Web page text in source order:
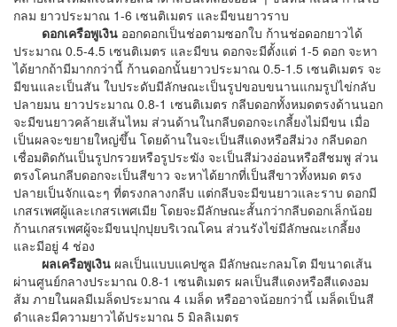
กลม ยาวประมาณ 1-6 เซนติเมตร และมีขนยาวราบ
ดอกเครือพูเงิน ออกดอกเป็นช่อตามซอกใบ ก้านช่อดอกยาวได้
ประมาณ 0.5-4.5 เซนติเมตร และมีขน ดอกจะมีตั้งแต่ 1-5 ดอก จะหา
ได้ยากถ้ามีมากกว่านี้ ก้านดอกนั้นยาวประมาณ 0.5-1.5 เซนติเมตร จะ
มีขนและเป็นสัน ใบประดับมีลักษณะเป็นรูปขอบขนานแกมรูปไข่กลับ
ปลายมน ยาวประมาณ 0.8-1 เซนติเมตร กลีบดอกทั้งหมดตรงด้านนอก
จะมีขนยาวคล้ายเส้นไหม ส่วนด้านในกลีบดอกจะเกลี้ยงไม่มีขน เมื่อ
เป็นผลจะขยายใหญ่ขึ้น โดยด้านในจะเป็นสีแดงหรือสีม่วง กลีบดอก
เชื่อมติดกันเป็นรูปกรวยหรือรูประฆัง จะเป็นสีม่วงอ่อนหรือสีชมพู ส่วน
ตรงโคนกลีบดอกจะเป็นสีขาว จะหาได้ยากที่เป็นสีขาวทั้งหมด ตรง
ปลายเป็นจักแฉะๆ ที่ตรงกลางกลีบ แต่กลีบจะมีขนยาวและราบ ดอกมี
เกสรเพศผู้และเกสรเพศเมีย โดยจะมีลักษณะสั้นกว่ากลีบดอกเล็กน้อย
ก้านเกสรเพศผู้จะมีขนปุกปุยบริเวณโคน ส่วนรังไข่มีลักษณะเกลี้ยง
และมีอยู่ 4 ช่อง
ผลเครือพูเงิน ผลเป็นแบบแคปซูล มีลักษณะกลมโต มีขนาดเส้น
ผ่านศูนย์กลางประมาณ 0.8-1 เซนติเมตร ผลเป็นสีแดงหรือสีแดงอม
ส้ม ภายในผลมีเมล็ดประมาณ 4 เมล็ด หรืออาจน้อยกว่านี้ เมล็ดเป็นสี
ดำและมีความยาวได้ประมาณ 5 มิลลิเมตร